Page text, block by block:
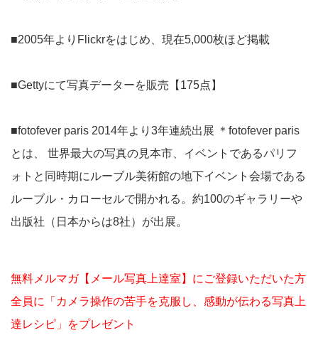
■2005年よりFlickrをはじめ、現在5,000枚ほど掲載
■Gettyにて写真データーを販売【175点】
■fotofever paris 2014年より3年連続出展 ＊fotofever paris
とは、 世界最大の写真の見本市、イベントであるパリフ
ォトと同時期にルーブル美術館の地下イベント会場である
ルーブル・カローセルで開かれる。約100のギャラリーや
出版社（日本からは8社）が出展。
無料メルマガ【メール写真上達室】にご登録いただいた方
全員に「カメラ操作の苦手を克服し、感動が伝わる写真上
達レシピ」をプレゼント